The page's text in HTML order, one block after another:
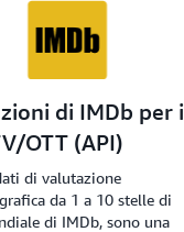
di IMDb per i
OTT (API)
di valutazione
da 1 a 10 stelle di
di IMDb, sono una